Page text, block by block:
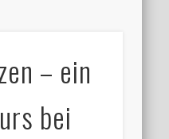
– ein
bei